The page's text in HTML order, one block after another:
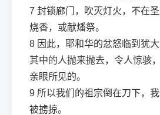
7 封锁廊门，吹灭灯火，不在
烧香，或献燔祭。
8 因此，耶和华的忿怒临到犹
其中的人抛来抛去，令人惊骇
亲眼所见的。
9 所以我们的祖宗倒在刀下，
被掳掠。